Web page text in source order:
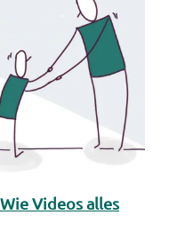
Videos alles